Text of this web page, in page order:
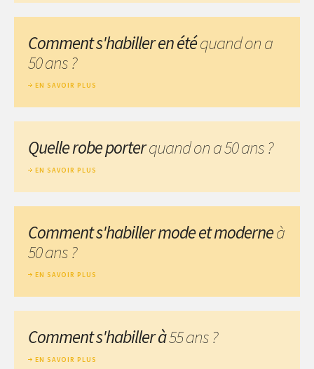
Comment s'habiller en étéquand on a
50 ans ?
EN SAVOIR PLUS
Quelle robe porterquand on a 50 ans ?
EN SAVOIR PLUS
Comment s'habiller mode et moderneà
50 ans ?
EN SAVOIR PLUS
Comment s'habiller à55 ans ?
EN SAVOIR PLUS